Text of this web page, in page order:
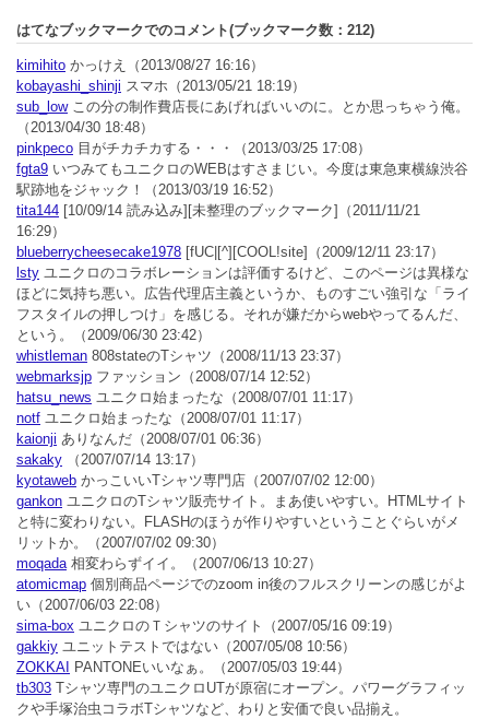
はてなブックマークでのコメント(ブックマーク数： 212)
kimihito かっけえ
（2013/08/27 16:16）
kobayashi_shinji スマホ （2013/05/21 18:19）
sub_lowこの分の制作費店長にあげればいいのに。とか思っちゃう俺。
（2013/04/30 18:48）
pinkpeco 目がチカチカする・・・
（2013/03/25 17:08）
fgta9 いつみてもユニクロのWEBはすさまじい。今度は東急東横線渋谷
駅跡地をジャック！
（2013/03/19 16:52）
tita144 [10/09/14 読み込み][未整理のブックマーク]
（2011/11/21
16:29）
blueberrycheesecake1978 [fUC|[^][COOL!site]
（2009/12/11 23:17）
lsty ユニクロのコラボレーションは評価するけど、このページは異様な
ほどに気持ち悪い。広告代理店主義というか、ものすごい強引な「ライ
フスタイルの押しつけ」を感じる。それが嫌だからwebやってるんだ、
という。
（2009/06/30 23:42）
whistleman 808stateのTシャツ （2008/11/13 23:37）
webmarksjp ファッション （2008/07/14 12:52）
hatsu_news ユニクロ始まったな （2008/07/01 11:17）
notf ユニクロ始まったな （2008/07/01 11:17）
kaionji ありなんだ （2008/07/01 06:36）
sakaky
（2007/07/14 13:17）
kyotaweb かっこいいTシャツ専門店 （2007/07/02 12:00）
gankon ユニクロのTシャツ販売サイト。まあ使いやすい。HTMLサイト
と特に変わりない。FLASHのほうが作りやすいということぐらいがメ
リットか。
（2007/07/02 09:30）
moqada相変わらずイイ。
（2007/06/13 10:27）
atomicmap 個別商品ページでのzoom in後のフルスクリーンの感じがよ
い （2007/06/03 22:08）
sima-box ユニクロのＴシャツのサイト
（2007/05/16 09:19）
gakkiy ユニットテストではない （2007/05/08 10:56）
ZOKKAI
PANTONEいいなぁ。
（2007/05/03 19:44）
tb303 Tシャツ専門のユニクロUTが原宿にオープン。パワーグラフィッ
クや手塚治虫コラボTシャツなど、わりと安価で良い品揃え。